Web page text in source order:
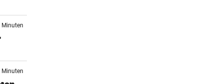
Minuten
Minuten